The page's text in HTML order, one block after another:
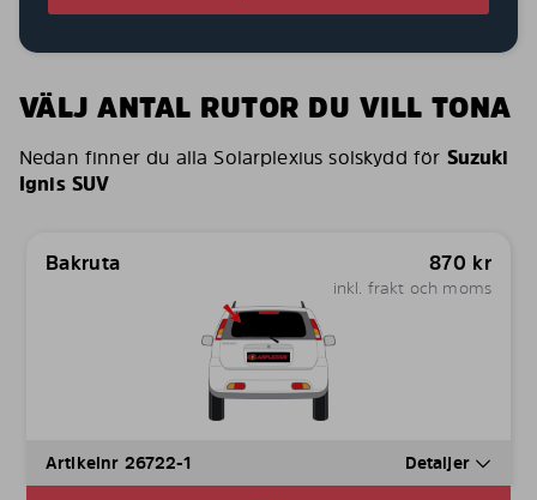
VÄLJ ANTAL RUTOR DU VILL TONA
Nedan finner du alla Solarplexius solskydd för Suzuki
Ignis SUV
Bakruta 870 kr
inkl. frakt och moms
Artikelnr 26722-1 Detaljer